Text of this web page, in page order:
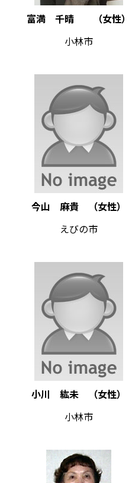
富満 千晴 （女性）
小林市
今山 麻貴 （女性）
えびの市
小川 紘未 （女性）
小林市